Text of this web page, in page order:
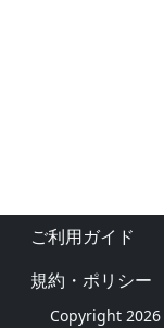
ご利用ガイド
規約・ポリシー
Copyright